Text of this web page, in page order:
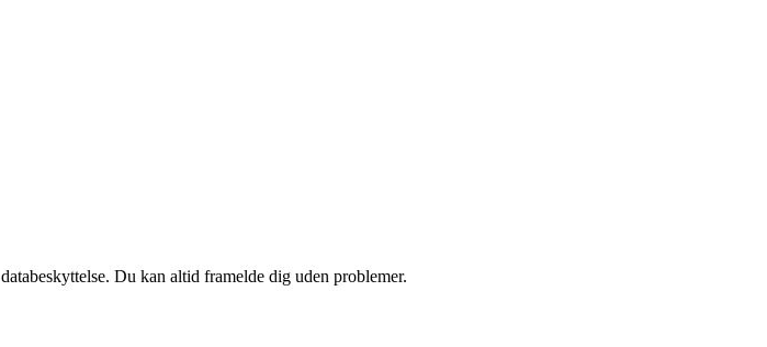
Du kan altid framelde dig uden problemer.